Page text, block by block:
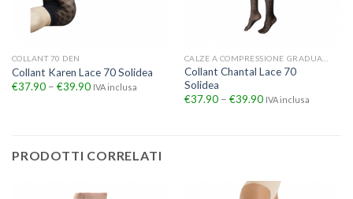
COLLANT 70 DEN
Collant Karen Lace 70 Solidea
€37.90– €39.90 IVA inclusa
CALZE A COMPRESSIONE GRADUATA
Collant Chantal Lace 70
Solidea
€37.90– €39.90 IVA inclusa
PRODOTTI CORRELATI